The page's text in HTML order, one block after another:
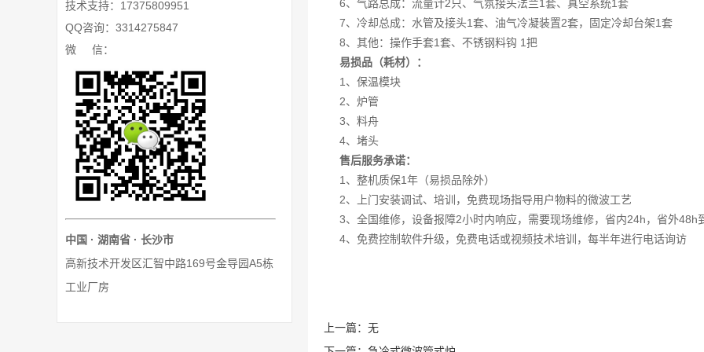
技术支持：17375809951
QQ咨询：3314275847
微 信：
中国 · 湖南省 · 长沙市
高新技术开发区汇智中路169号金导园A5栋
工业厂房
6、气路总成：流量计2只、气氛接头法兰1套、真空系统1套
7、冷却总成：水管及接头1套、油气冷凝装置2套，固定冷却台架1套
8、其他：操作手套1套、不锈钢料钩 1把
易损品（耗材）：
1、保温模块
2、炉管
3、料舟
4、堵头
售后服务承诺：
1、整机质保1年（易损品除外）
2、上门安装调试、培训，免费现场指导用户物料的微波工艺
3、全国维修，设备报障2小时内响应，需要现场维修，省内24h，省外48h
4、免费控制软件升级，免费电话或视频技术培训，每半年进行电话询访
上一篇： 无